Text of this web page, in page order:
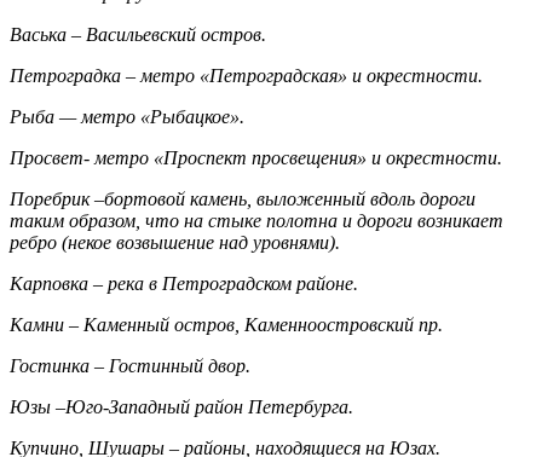
Васька – Васильевский остров.
Петроградка – метро «Петроградская» и окрестности.
Рыба — метро «Рыбацкое».
Просвет- метро «Проспект просвещения» и окрестности.
Поребрик –бортовой камень, выложенный вдоль дороги
таким образом, что на стыке полотна и дороги возникает
ребро (некое возвышение над уровнями).
Карповка – река в Петроградском районе.
Камни – Каменный остров, Каменноостровский пр.
Гостинка – Гостинный двор.
Юзы –Юго-Западный район Петербурга.
Купчино, Шушары – районы, находящиеся на Юзах.